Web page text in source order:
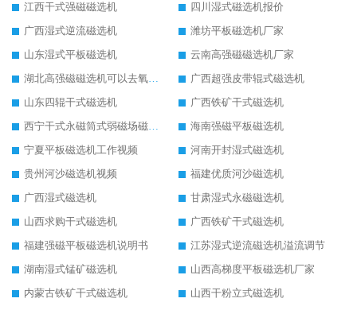
江西干式强磁磁选机
四川湿式磁选机报价
广西湿式逆流磁选机
潍坊平板磁选机厂家
山东湿式平板磁选机
云南高强磁磁选机厂家
湖北高强磁磁选机可以去氧化铝
广西超强皮带辊式磁选机
山东四辊干式磁选机
广西铁矿干式磁选机
西宁干式永磁筒式弱磁场磁选机结构图
海南强磁平板磁选机
宁夏平板磁选机工作视频
河南开封湿式磁选机
贵州河沙磁选机视频
福建优质河沙磁选机
广西湿式磁选机
甘肃湿式永磁磁选机
山西求购干式磁选机
广西铁矿干式磁选机
福建强磁平板磁选机说明书
江苏湿式逆流磁选机溢流调节
湖南湿式锰矿磁选机
山西高梯度平板磁选机厂家
内蒙古铁矿干式磁选机
山西干粉立式磁选机